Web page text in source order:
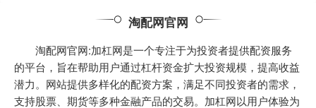
淘配网官网
淘配网官网:加杠网是一个专注于为投资者提供配资服务
的平台，旨在帮助用户通过杠杆资金扩大投资规模，提高收益
潜力。网站提供多样化的配资方案，满足不同投资者的需求，
支持股票、期货等多种金融产品的交易。加杠网以用户体验为